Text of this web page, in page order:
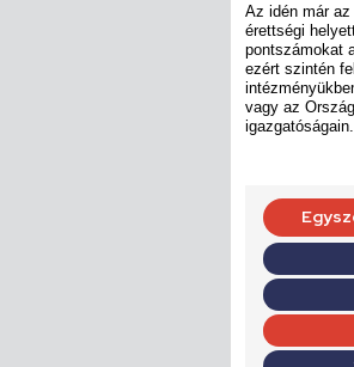
Az idén már az
érettségi
pontszámokat
ezért szintén
vagy az
igazgatóságain.